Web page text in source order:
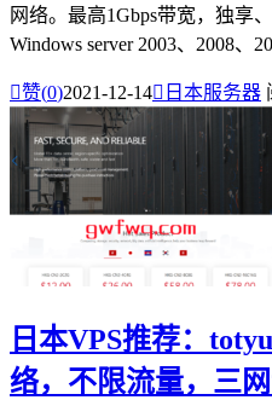
网络。最高1Gbps带宽，独享
Windows server 2003、2008、
赞(0)2021-12-14 日本服务器
日本VPS推荐：
络，不限流量，三